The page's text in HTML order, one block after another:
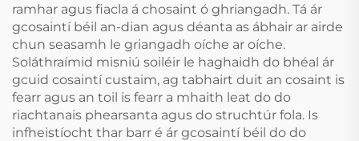
ramhar agus fiacla á chosaint ó ghriangadh. Tá ár
gcosaintí béil an-dian agus déanta as ábhair ar airde
chun seasamh le griangadh oíche ar oíche.
Soláthraímid misniú soiléir le haghaidh do bhéal ár
gcuid cosaintí custaim, ag tabhairt duit an cosaint is
fearr agus an toil is fearr a mhaith leat do do
riachtanais phearsanta agus do struchtúr fola. Is
infheistíocht thar barr é ár gcosaintí béil do do